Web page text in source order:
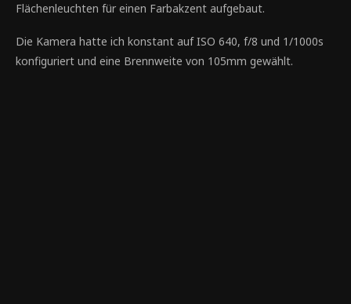
Flächenleuchten für einen Farbakzent aufgebaut.
Die Kamera hatte ich konstant auf ISO 640, f/8 und 1/1000s
konfiguriert und eine Brennweite von 105mm gewählt.